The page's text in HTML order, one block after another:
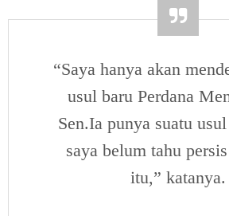
“Saya hanya akan
usul baru Perdana
Sen.Ia punya suatu
saya belum tahu
itu,” katanya.